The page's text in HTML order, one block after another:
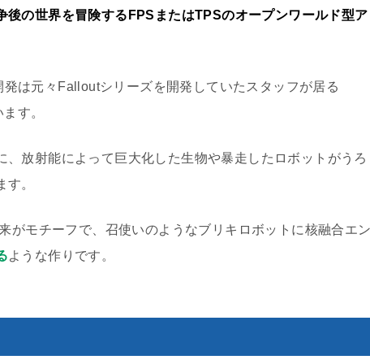
後の世界を冒険するFPSまたはTPSのオープンワールド型ア
は元々Falloutシリーズを開発していたスタッフが居る
す。
放射能によって巨大化した生物や暴走したロボットがうろ
。
がモチーフで、召使いのようなブリキロボットに核融合エ
ような作りです。